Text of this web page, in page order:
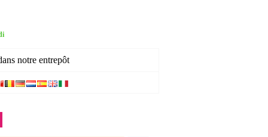
notre entrepôt